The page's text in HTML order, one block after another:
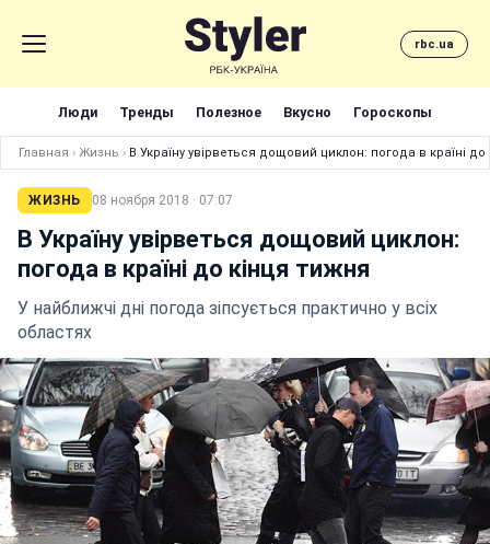
rbc.ua
Люди Тренды Полезное Вкусно Гороскопы
Главная › Жизнь › В Україну увірветься дощовий циклон: погода в країні до
ЖИЗНЬ 08 ноября 2018 · 07:07
В Україну увірветься дощовий циклон:
погода в країні до кінця тижня
У найближчі дні погода зіпсується практично у всіх
областях